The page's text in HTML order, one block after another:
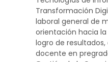
Transformación
laboral general de
orientación hacia la
logro de
docente en